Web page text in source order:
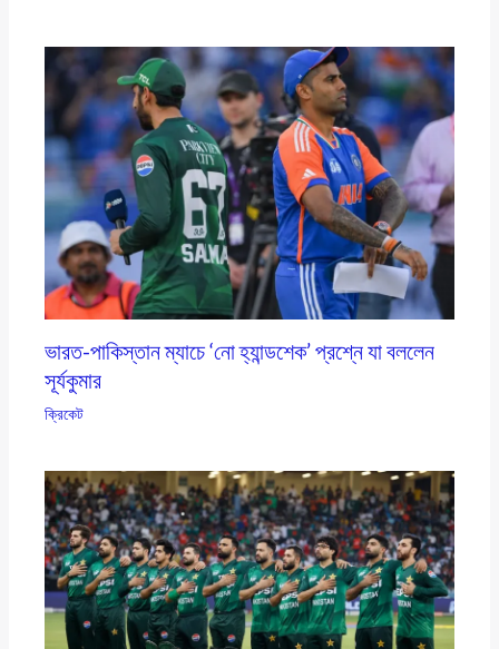
ভারত-পাকিস্তান ম্যাচে ‘নো হ্যান্ডশেক’ প্রশ্নে যা বললেন
সূর্যকুমার
ক্রিকেট